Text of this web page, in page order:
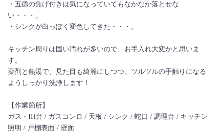
・五徳の焦げ付きは気になっていてもなかなか落とせな
い・・・。
・シンクが白っぽく変色してきた・・・。
キッチン周りは固い汚れが多いので、お手入れ大変かと思いま
す。
薬剤と熱湯で、見た目も綺麗にしつつ、ツルツルの手触りになる
ようしっかり洗浄します！
【作業箇所】
ガス・IH台 / ガスコンロ / 天板 / シンク / 蛇口 / 調理台 / キッチン
照明 / 戸棚表面 / 壁面